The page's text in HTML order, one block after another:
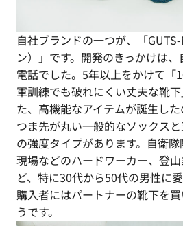
自社ブランドの一つが、「
ン）」です。開発のきっかけは
電話でした。5年以上をかけて「
軍訓練でも破れにくい丈夫な靴
た、高機能なアイテムが誕生した
つま先が丸い一般的なソックス
の強度タイプがあります。自衛
現場などのハードワーカー、登
ど、特に30代から50代の男性に
購入者にはパートナーの靴下を
うです。